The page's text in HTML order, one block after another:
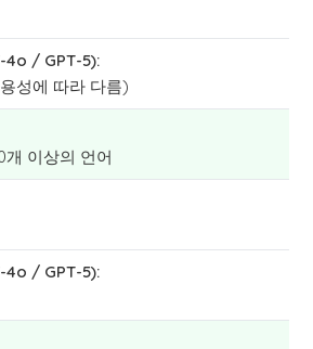
성에 따라 다름)
이상의 언어